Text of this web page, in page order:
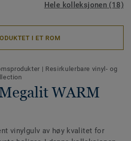
Hele kolleksjonen (18)
I ET ROM
| Resirkulerbare vinyl- og
WARM
vinylgulv av høy kvalitet for